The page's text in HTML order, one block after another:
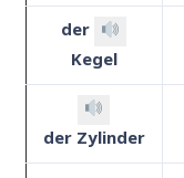
der
Kegel
der Zylinder